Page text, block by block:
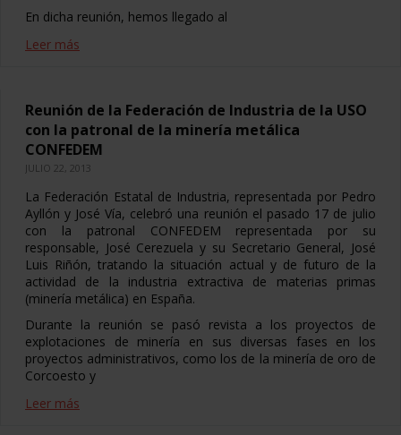
En dicha reunión, hemos llegado al
Leer más
Reunión de la Federación de Industria de la USO
con la patronal de la minería metálica
CONFEDEM
JULIO 22, 2013
La Federación Estatal de Industria, representada por Pedro
Ayllón y José Vía, celebró una reunión el pasado 17 de julio
con la patronal CONFEDEM representada por su
responsable, José Cerezuela y su Secretario General, José
Luis Riñón, tratando la situación actual y de futuro de la
actividad de la industria extractiva de materias primas
(minería metálica) en España.
Durante la reunión se pasó revista a los proyectos de
explotaciones de minería en sus diversas fases en los
proyectos administrativos, como los de la minería de oro de
Corcoesto y
Leer más